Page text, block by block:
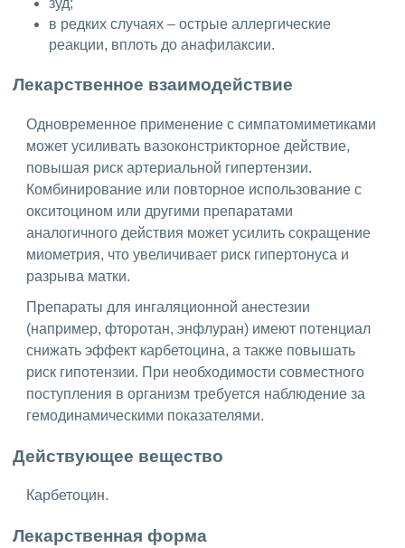
зуд;
в редких случаях – острые аллергические
реакции, вплоть до анафилаксии.
Лекарственное взаимодействие
Одновременное применение с симпатомиметиками
может усиливать вазоконстрикторное действие,
повышая риск артериальной гипертензии.
Комбинирование или повторное использование с
окситоцином или другими препаратами
аналогичного действия может усилить сокращение
миометрия, что увеличивает риск гипертонуса и
разрыва матки.
Препараты для ингаляционной анестезии
(например, фторотан, энфлуран) имеют потенциал
снижать эффект карбетоцина, а также повышать
риск гипотензии. При необходимости совместного
поступления в организм требуется наблюдение за
гемодинамическими показателями.
Действующее вещество
Карбетоцин.
Лекарственная форма